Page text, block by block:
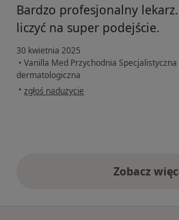
Bardzo profesjonalny
liczyć na super podejście.
30 kwietnia 2025
• Vanilla Med Przychodnia Specjalistyczna
dermatologiczna
• w opinii użytkownika Marek
zgłoś nadużycie
Zobacz